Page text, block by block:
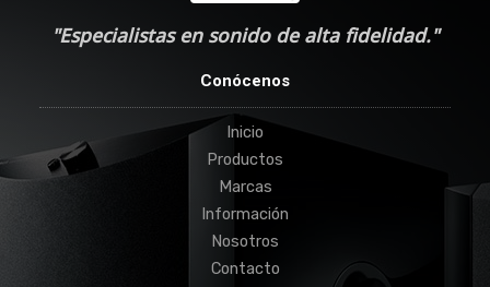
"Especialistas en sonido de alta fidelidad."
Conócenos
Inicio
Productos
Marcas
Información
Nosotros
Contacto